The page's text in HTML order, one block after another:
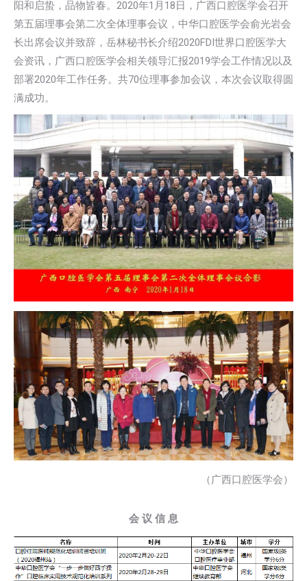
阳和启蛰，品物皆春。2020年1月18日，广西口腔医学会召开
第五届理事会第二次全体理事会议，中华口腔医学会俞光岩会
长出席会议并致辞，岳林秘书长介绍2020FDI世界口腔医学大
会资讯，广西口腔医学会相关领导汇报2019学会工作情况以及
部署2020年工作任务。共70位理事参加会议，本次会议取得圆
满成功。
（广西口腔医学会）
会 议 信 息